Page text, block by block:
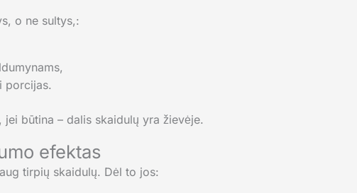
o ne sultys,:
porcijas.
būtina – dalis skaidulų yra žievėje.
efektas
tirpių skaidulų. Dėl to jos: